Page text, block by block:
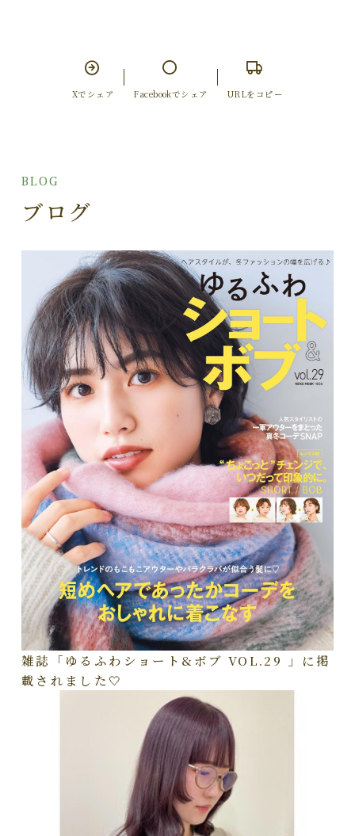
Xでシェア Facebookでシェア URLをコピー
BLOG
ブログ
雑誌「ゆるふわショート&ボブ VOL.29 」に掲
載されました🤍